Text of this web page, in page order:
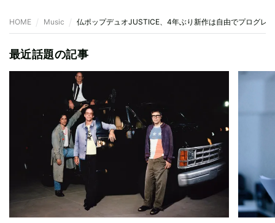
HOME Music 仏ポップデュオJUSTICE、4年ぶり新作は自由でプログレ
最近話題の記事